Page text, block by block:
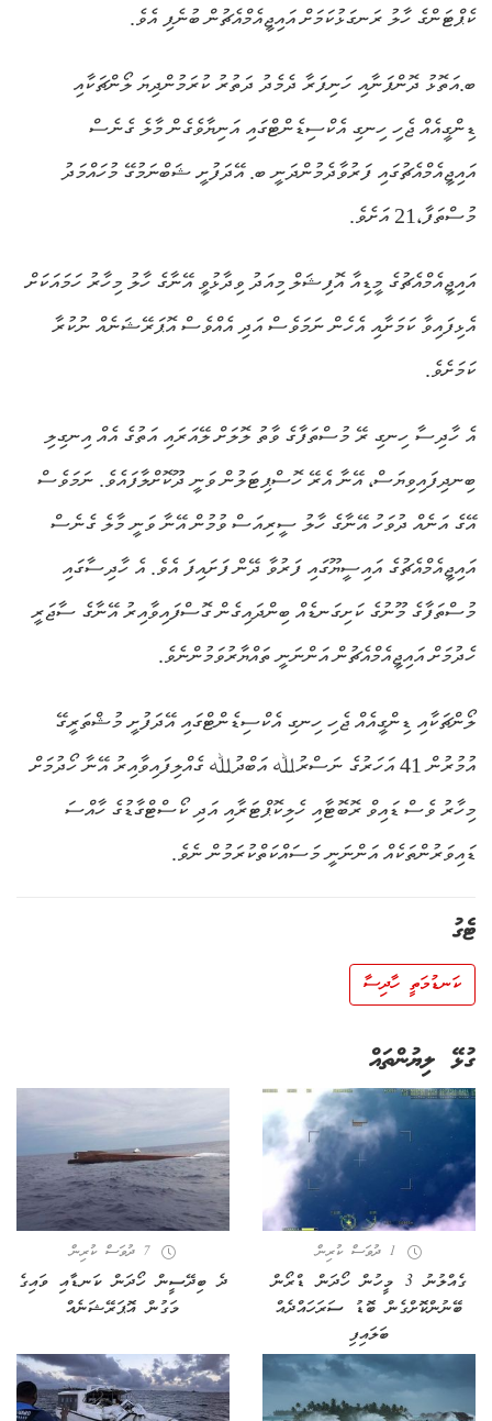
ކެޕްޓަންގެ ހާލު ރަނގަޅުކަމަށް އައިޖީއެމްއެޗުން ބުނެފި އެވެ.
ބ.އަތޮޅު ދޮންފަނާއި ހަނިފަރާ ދެމެދު ދަތުރު ކުރަމުންދިޔަ ލޯންޗަކާއި
ޑިންގީއެއް ޖެހި ހިނގި އެކްސިޑެންޓްގައި އަނިޔާވެގެން މާލެ ގެނެސް
އައިޖީއެމްއެޗުގައި ފަރުވާދެމުންދަނީ ބ. އޭދަފުށީ ޝަބްނަމުގޭ މުހައްމަދު
މުސްތަފާ،21 އަށެވެ.
އައިޖީއެމްއެޗުގެ މީޑިއާ އޮފިޝަލް މިއަދު ވިދާޅުވީ އޭނާގެ ހާލު މިހާރު ހަމައަކަށް
އެޅިފައިވާ ކަމަށާއި އެހެން ނަމަވެސް އަދި އެއްވެސް އޮޕަރޭޝަނެއް ނުކުރާ
ކަމަށެވެ.
އެ ހާދިސާ ހިނގި ރޭ މުސްތަފާގެ ވާތު ލޮލަށް ލޭއަރައި އަތުގެ އެއް އިނގިލި
ބިނދިފައިވިޔަސް، އޭނާ އެރޭ ހޮސްޕިޓަލުން ވަނީ ދޫކޮށްލާފައެވެ. ނަމަވެސް
އޭގެ އަނެއް ދުވަހު އޭނާގެ ހާލު ސީރިއަސް ވުމުން އޭނާ ވަނީ މާލެ ގެނެސް
އައިޖީއެމްއެޗުގެ އައިސީޔޫގައި ފަރުވާ ދޭން ފަށައިފަ އެވެ. އެ ހާދިސާގައި
މުސްތަފާގެ މޫނުގެ ކަށިގަނޑެއް ބިންދައިގެން ގޮސްފައިވާއިރު އޭނާގެ ސާޖަރީ
ހެދުމަށް އައިޖީއެމްއެޗުން އަންނަނީ ތައްޔާރުވަމުންނެވެ.
ލޯންޗަކާއި ޑިންގީއެއް ޖެހި ހިނގި އެކްސިޑެންޓްގައި އޭދަފުށީ މުޝްތަރީގޭ
އުމުރުން 41 އަހަރުގެ ނަސްރުﷲ އަބްދުﷲ ގެއްލިފައިވާއިރު އޭނާ ހޯދުމަށް
މިހާރު ވެސް ޑައިވް ރޮބޮޓާއި ހެލިކޮޕްޓަރާއި އަދި ކޯސްޓްގާޑުގެ ހާއްސަ
ޑައިވަރުންތަކެއް އަންނަނީ މަސައްކަތްކުރަމުން ނެވެ.
ޓެގު
ކަނޑުމަތީ ހާދިސާ
ގުޅޭ ލިޔުންތައް
1 ދުވަސް ކުރިން
ގެއްލުނު 3 މީހުން ހޯދަން ޑްރޯން
ބޭނުންކޮށްގެން ބޮޑު ސަރަހައްދެއް
ބަލައިފި
7 ދުވަސް ކުރިން
ދެ ބިދޭސީން ހޯދަން ކަނޑާއި ވައިގެ
މަގުން އޮޕަރޭޝަނެއް